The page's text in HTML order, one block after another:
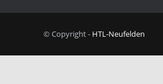
© Copyright - HTL-Neufelden